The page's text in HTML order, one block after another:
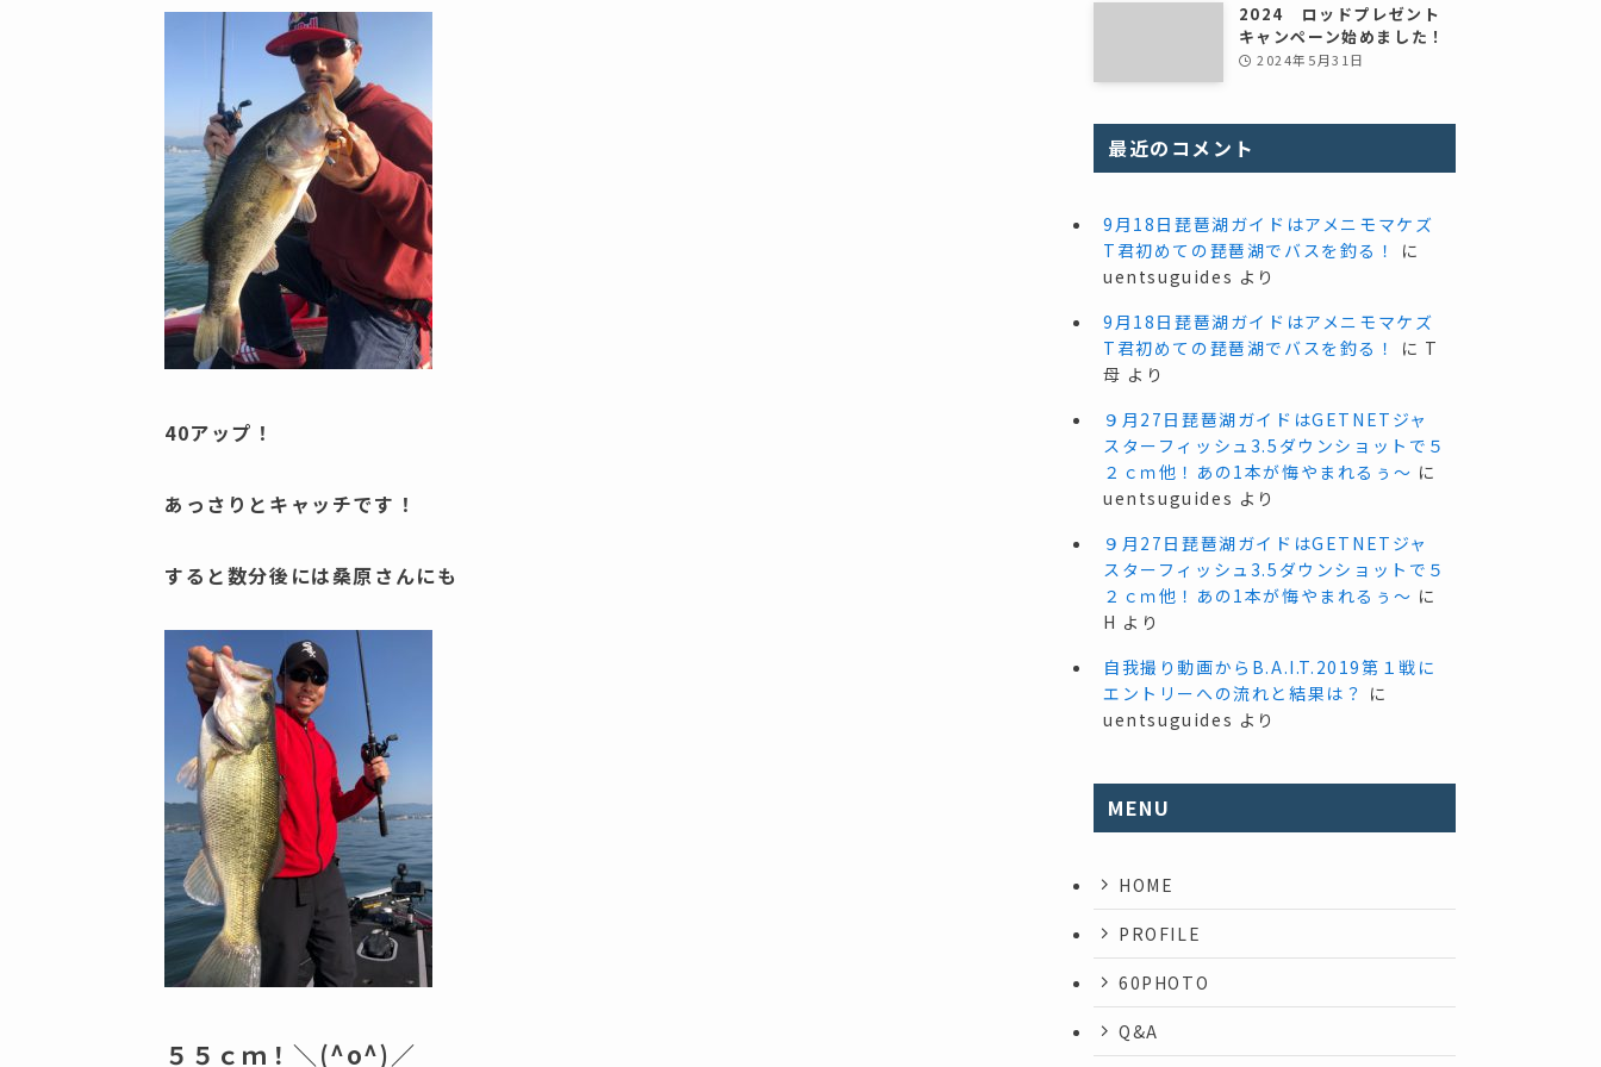
40アップ！
あっさりとキャッチです！
すると数分後には桑原さんにも
５５ｃｍ！＼(^o^)／
2024 ロッドプレゼント
キャンペーン始めました！
2024年5月31日
最近のコメント
9月18日琵琶湖ガイドはアメニモマケズ
T君初めての琵琶湖でバスを釣る！
に
uentsuguides より
9月18日琵琶湖ガイドはアメニモマケズ
T君初めての琵琶湖でバスを釣る！
に T
母 より
９月27日琵琶湖ガイドはGETNETジャ
スターフィッシュ3.5ダウンショットで５
２ｃｍ他！あの1本が悔やまれるぅ～ に
uentsuguides より
９月27日琵琶湖ガイドはGETNETジャ
スターフィッシュ3.5ダウンショットで５
２ｃｍ他！あの1本が悔やまれるぅ～ に
H より
自我撮り動画からB.A.I.T.2019第１戦に
エントリーへの流れと結果は？ に
uentsuguides より
MENU
HOME
PROFILE
60PHOTO
Q&A